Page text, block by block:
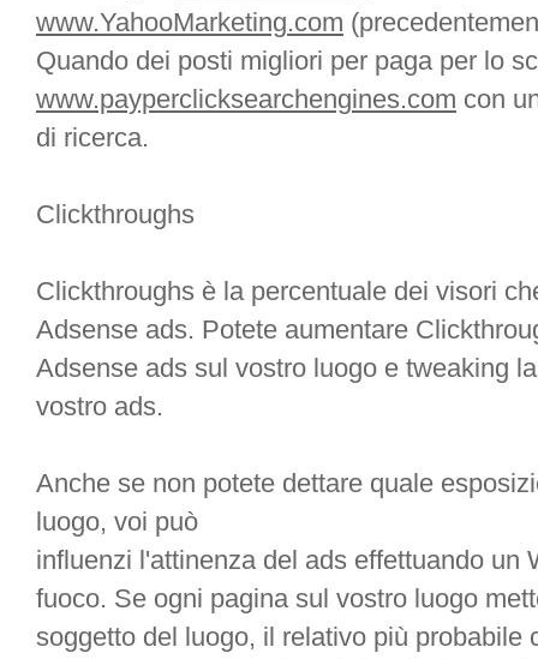
www.YahooMarketing.com
Quando dei posti migliori per paga per lo
www.payperclicksearchengines.com con
di ricerca.
Clickthroughs
Clickthroughs è la percentuale dei visori
Adsense ads. Potete aumentare
Adsense ads sul vostro luogo e tweaking
vostro ads.
Anche se non potete dettare quale
luogo, voi può
influenzi l'attinenza del ads effettuando un
fuoco. Se ogni pagina sul vostro luogo
soggetto del luogo, il relativo più probabile